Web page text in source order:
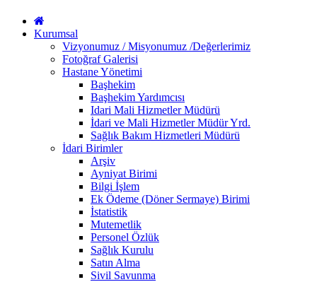
Kurumsal
Vizyonumuz / Misyonumuz /Değerlerimiz
Fotoğraf Galerisi
Hastane Yönetimi
Başhekim
Başhekim Yardımcısı
Idari Mali Hizmetler Müdürü
İdari ve Mali Hizmetler Müdür Yrd.
Sağlık Bakım Hizmetleri Müdürü
İdari Birimler
Arşiv
Ayniyat Birimi
Bilgi İşlem
Ek Ödeme (Döner Sermaye) Birimi
İstatistik
Mutemetlik
Personel Özlük
Sağlık Kurulu
Satın Alma
Sivil Savunma